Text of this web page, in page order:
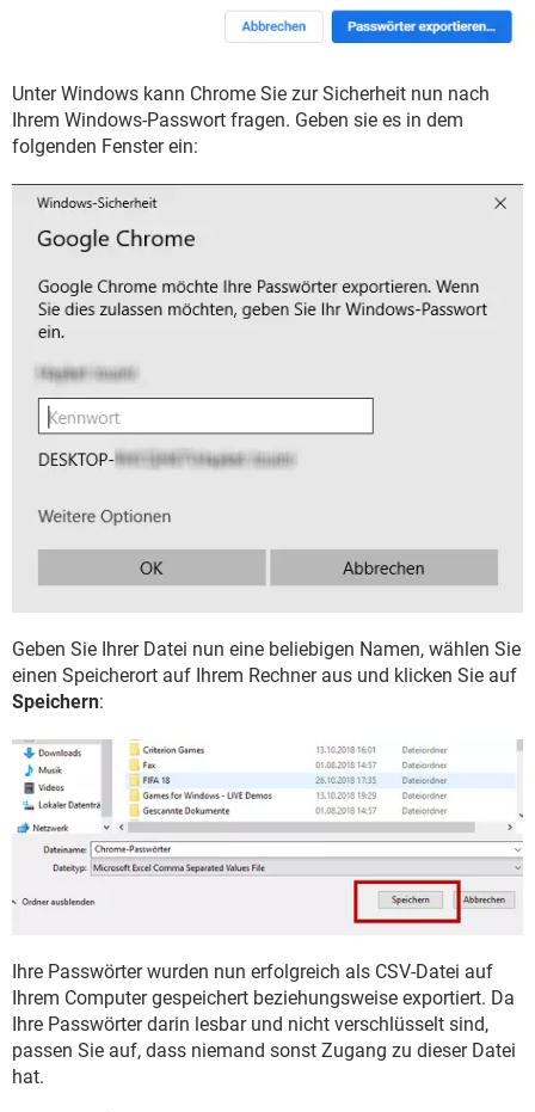
Unter Windows kann Chrome Sie zur Sicherheit nun nach
Ihrem Windows-Passwort fragen. Geben sie es in dem
folgenden Fenster ein:
Geben Sie Ihrer Datei nun eine beliebigen Namen, wählen Sie
einen Speicherort auf Ihrem Rechner aus und klicken Sie auf
Speichern:
Ihre Passwörter wurden nun erfolgreich als CSV-Datei auf
Ihrem Computer gespeichert beziehungsweise exportiert. Da
Ihre Passwörter darin lesbar und nicht verschlüsselt sind,
passen Sie auf, dass niemand sonst Zugang zu dieser Datei
hat.